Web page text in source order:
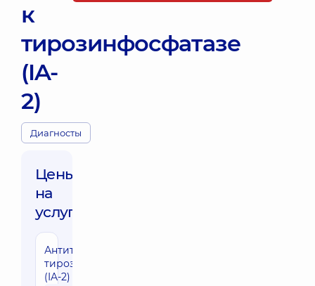
к
тирозинфосфатазе
(IA-
2)
Диагносты
Цены
на
услуги:
Антитела к
тирозинфосфатазе
(IA-2)